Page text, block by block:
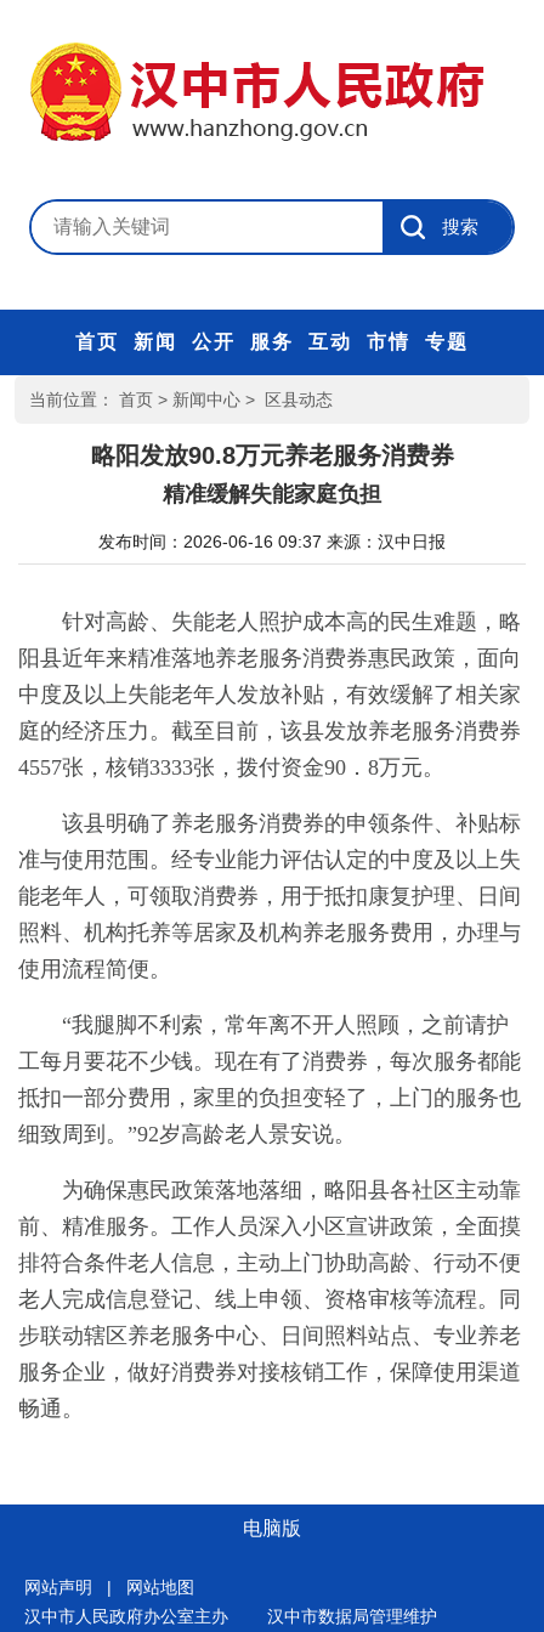
首页 新闻 公开 服务 互动 市情 专题
当前位置： 首页 > 新闻中心 > 区县动态
略阳发放90.8万元养老服务消费券
精准缓解失能家庭负担
发布时间：2026-06-16 09:37 来源： 汉中日报
针对高龄、失能老人照护成本高的民生难题，略
阳县近年来精准落地养老服务消费券惠民政策，面向
中度及以上失能老年人发放补贴，有效缓解了相关家
庭的经济压力。截至目前，该县发放养老服务消费券
4557张，核销3333张，拨付资金90．8万元。
该县明确了养老服务消费券的申领条件、补贴标
准与使用范围。经专业能力评估认定的中度及以上失
能老年人，可领取消费券，用于抵扣康复护理、日间
照料、机构托养等居家及机构养老服务费用，办理与
使用流程简便。
“我腿脚不利索，常年离不开人照顾，之前请护
工每月要花不少钱。现在有了消费券，每次服务都能
抵扣一部分费用，家里的负担变轻了，上门的服务也
细致周到。”92岁高龄老人景安说。
为确保惠民政策落地落细，略阳县各社区主动靠
前、精准服务。工作人员深入小区宣讲政策，全面摸
排符合条件老人信息，主动上门协助高龄、行动不便
老人完成信息登记、线上申领、资格审核等流程。同
步联动辖区养老服务中心、日间照料站点、专业养老
服务企业，做好消费券对接核销工作，保障使用渠道
畅通。
电脑版
网站声明 |
网站地图
汉中市人民政府办公室主办
汉中市数据局管理维护